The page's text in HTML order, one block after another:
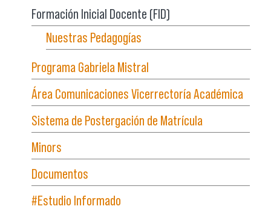
Formación Inicial Docente (FID)
Nuestras Pedagogías
Programa Gabriela Mistral
Área Comunicaciones Vicerrectoría Académica
Sistema de Postergación de Matrícula
Minors
Documentos
#Estudio Informado